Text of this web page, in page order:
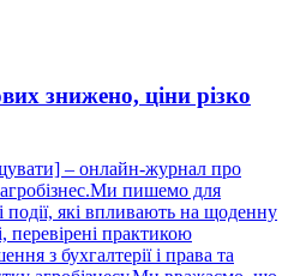
знижено, ціни різко